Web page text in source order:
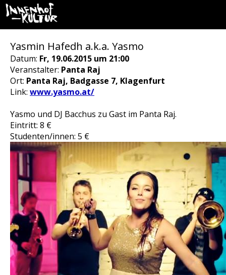
Yasmin Hafedh a.k.a. Yasmo
Datum: Fr, 19.06.2015 um 21:00
Veranstalter: Panta Raj
Ort: Panta Raj, Badgasse 7, Klagenfurt
Link: www.yasmo.at/
Yasmo und DJ Bacchus zu Gast im Panta Raj.
Eintritt: 8 €
Studenten/innen: 5 €